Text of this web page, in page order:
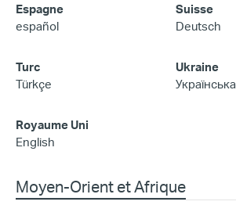
Espagne
español
Suisse
Deutsch
Turc
Türkçe
Ukraine
Українська
Royaume Uni
English
Moyen-Orient et Afrique